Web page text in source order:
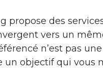
propose des
vers un
n’est pas
objectif qui vous